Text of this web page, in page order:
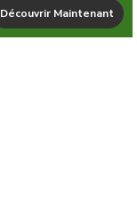
Découvrir Maintenant